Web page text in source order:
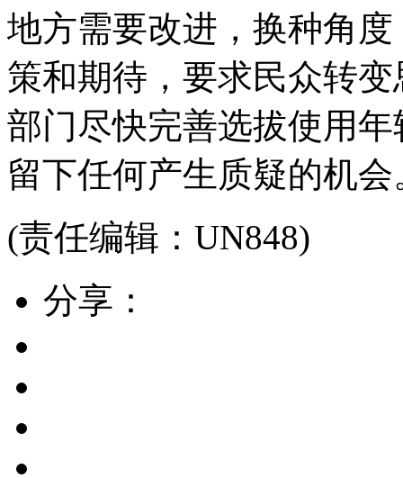
地方需要改进，换种角
策和期待，要求民众转
部门尽快完善选拔使用
留下任何产生质疑的机会
(责任编辑：UN848)
分享：